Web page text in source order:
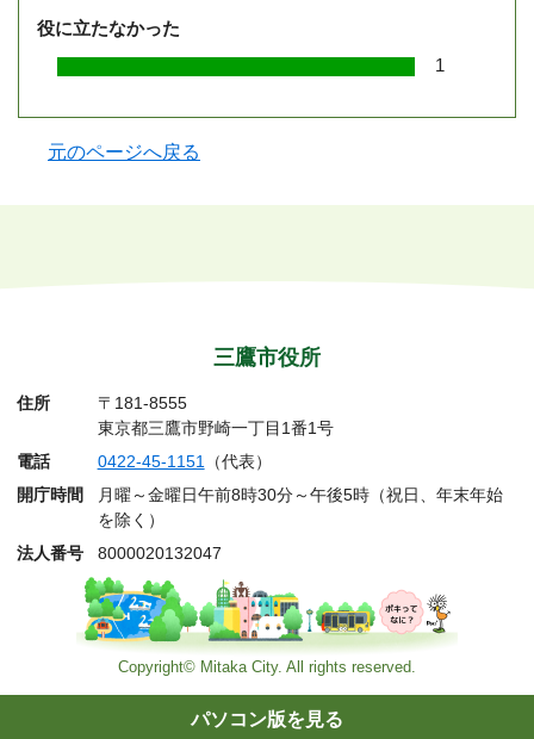
役に立たなかった
1
元のページへ戻る
三鷹市役所
住所
〒181-8555
東京都三鷹市野崎一丁目1番1号
電話
0422-45-1151（代表）
開庁時間
月曜～金曜日午前8時30分～午後5時（祝日、年末年始
を除く）
法人番号
8000020132047
Copyright© Mitaka City. All rights reserved.
パソコン版を見る